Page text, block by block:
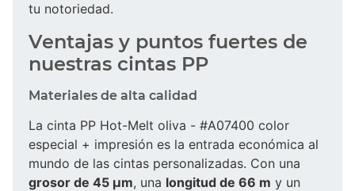
tu notoriedad.
Ventajas y puntos fuertes de
nuestras cintas PP
Materiales de alta calidad
La cinta PP Hot-Melt oliva - #A07400 color
especial + impresión es la entrada económica al
mundo de las cintas personalizadas. Con una
grosor de 45 µm, una longitud de 66 m y un